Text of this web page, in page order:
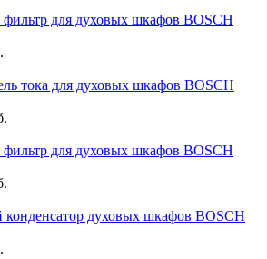
фильтр для духовых шкафов BOSCH
тока для духовых шкафов BOSCH
фильтр для духовых шкафов BOSCH
духовых шкафов BOSCH